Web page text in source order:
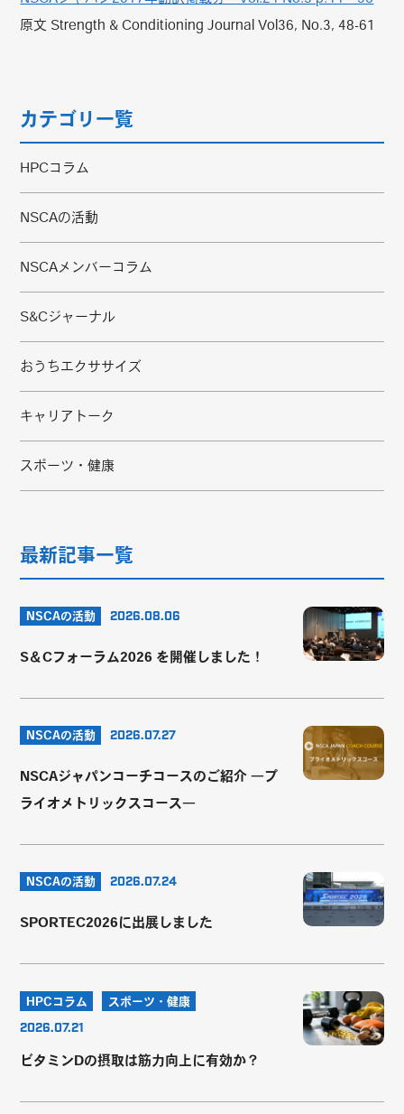
原文 Strength & Conditioning Journal Vol36, No.3, 48-61
カテゴリ一覧
HPCコラム
NSCAの活動
NSCAメンバーコラム
S&Cジャーナル
おうちエクササイズ
キャリアトーク
スポーツ・健康
最新記事一覧
NSCAの活動 2026.08.06
S＆Cフォーラム2026 を開催しました！
NSCAの活動 2026.07.27
NSCAジャパンコーチコースのご紹介 ―プ
ライオメトリックスコース―
NSCAの活動 2026.07.24
SPORTEC2026に出展しました
HPCコラム スポーツ・健康
2026.07.21
ビタミンDの摂取は筋力向上に有効か？